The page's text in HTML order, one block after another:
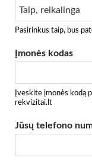
Pasirinkus taip, bus
Įmonės kodas
Įveskite įmonės kodą
rekvizitai.lt
Jūsų telefono